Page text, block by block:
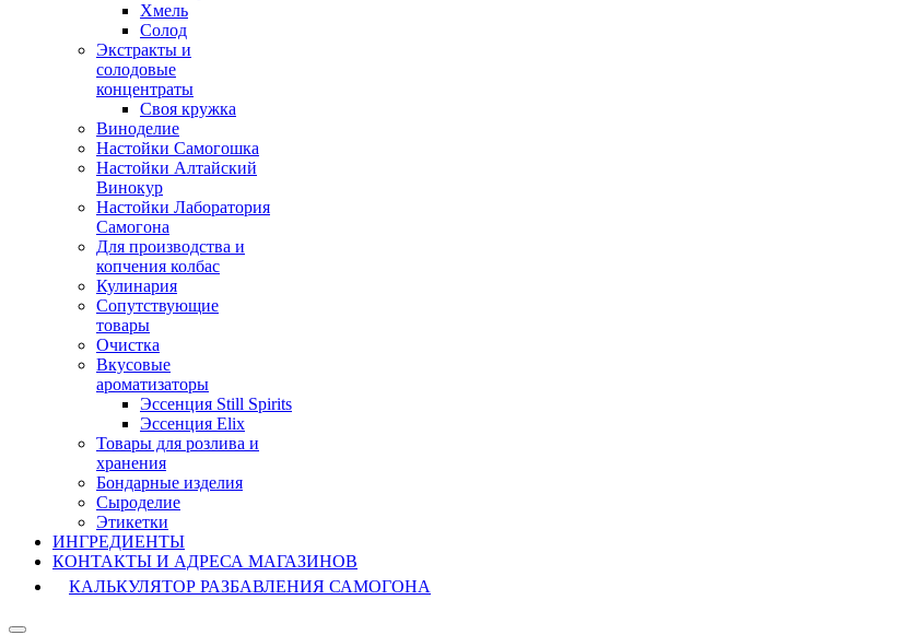
Хмель
Солод
Экстракты и
солодовые
концентраты
Своя кружка
Виноделие
Настойки Самогошка
Настойки Алтайский
Винокур
Настойки Лаборатория
Самогона
Для производства и
копчения колбас
Кулинария
Сопутствующие
товары
Очистка
Вкусовые
ароматизаторы
Эссенция Still Spirits
Эссенция Elix
Товары для розлива и
хранения
Бондарные изделия
Cыроделие
Этикетки
ИНГРЕДИЕНТЫ
КОНТАКТЫ И АДРЕСА МАГАЗИНОВ
КАЛЬКУЛЯТОР РАЗБАВЛЕНИЯ САМОГОНА